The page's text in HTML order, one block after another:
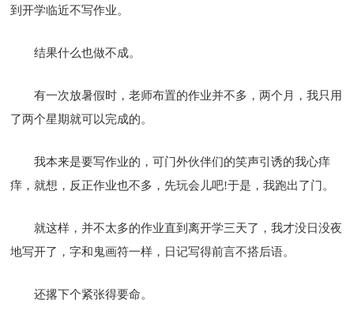
到开学临近不写作业。
结果什么也做不成。
有一次放暑假时，老师布置的作业并不多，两个月，我只用
了两个星期就可以完成的。
我本来是要写作业的，可门外伙伴们的笑声引诱的我心痒
痒，就想，反正作业也不多，先玩会儿吧!于是，我跑出了门。
就这样，并不太多的作业直到离开学三天了，我才没日没夜
地写开了，字和鬼画符一样，日记写得前言不搭后语。
还撂下个紧张得要命。